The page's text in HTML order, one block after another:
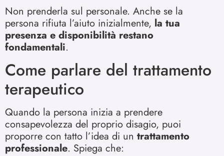
Non prenderla sul personale. Anche se la
persona rifiuta l’aiuto inizialmente, la tua
presenza e disponibilità restano
fondamentali.
Come parlare del trattamento
terapeutico
Quando la persona inizia a prendere
consapevolezza del proprio disagio, puoi
proporre con tatto l’idea di un trattamento
professionale. Spiega che: